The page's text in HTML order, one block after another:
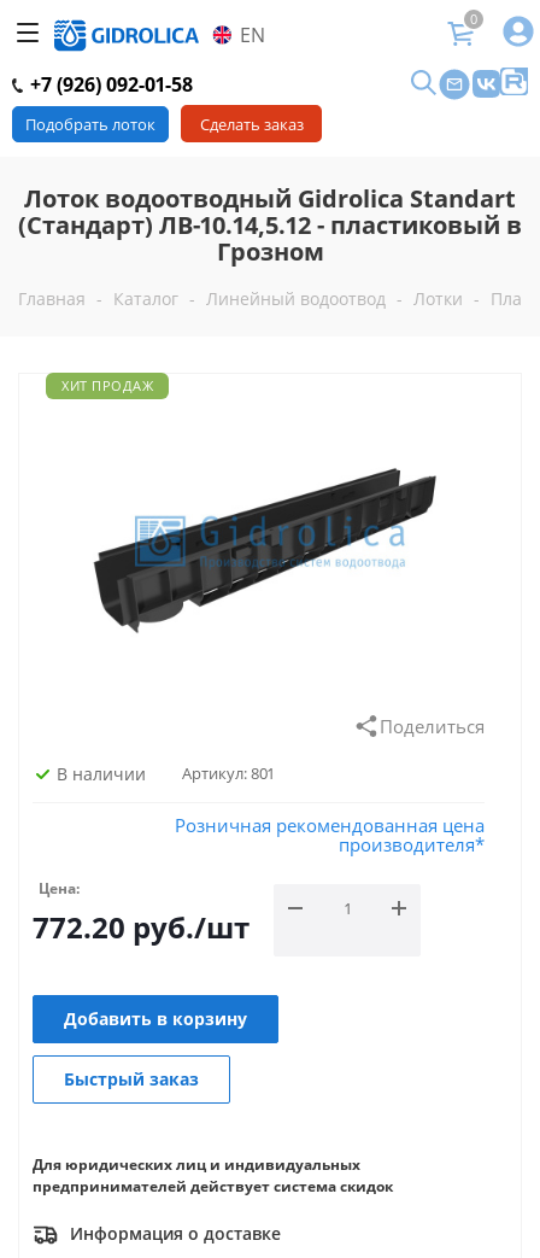
EN
0
+7 (926) 092-01-58
Подобрать лоток Сделать заказ
Лоток водоотводный Gidrolica Standart
(Стандарт) ЛВ-10.14,5.12 - пластиковый в
Грозном
Главная - Каталог - Линейный водоотвод - Лотки -
ХИТ ПРОДАЖ
Поделиться
В наличии Артикул:801
Розничная рекомендованная цена
производителя*
Цена:
772.20 руб./шт
Добавить в корзину
Быстрый заказ
Для юридических лиц и индивидуальных
предпринимателей действует система скидок
Информация о доставке